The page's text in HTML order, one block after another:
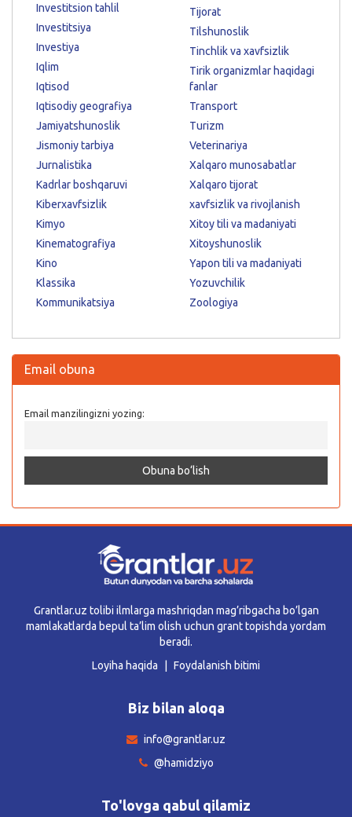
Investitsion tahlil
Investitsiya
Investiya
Iqlim
Iqtisod
Iqtisodiy geografiya
Jamiyatshunoslik
Jismoniy tarbiya
Jurnalistika
Kadrlar boshqaruvi
Kiberxavfsizlik
Kimyo
Kinematografiya
Kino
Klassika
Kommunikatsiya
Tijorat
Tilshunoslik
Tinchlik va xavfsizlik
Tirik organizmlar haqidagi
fanlar
Transport
Turizm
Veterinariya
Xalqaro munosabatlar
Xalqaro tijorat
xavfsizlik va rivojlanish
Xitoy tili va madaniyati
Xitoyshunoslik
Yapon tili va madaniyati
Yozuvchilik
Zoologiya
Email obuna
Email manzilingizni yozing:
Grantlar.uz tolibi ilmlarga mashriqdan mag’ribgacha bo’lgan
mamlakatlarda bepul ta’lim olish uchun grant topishda yordam
beradi.
Loyiha haqida
Foydalanish bitimi
Biz bilan aloqa
info@grantlar.uz
@hamidziyo
To'lovga qabul qilamiz